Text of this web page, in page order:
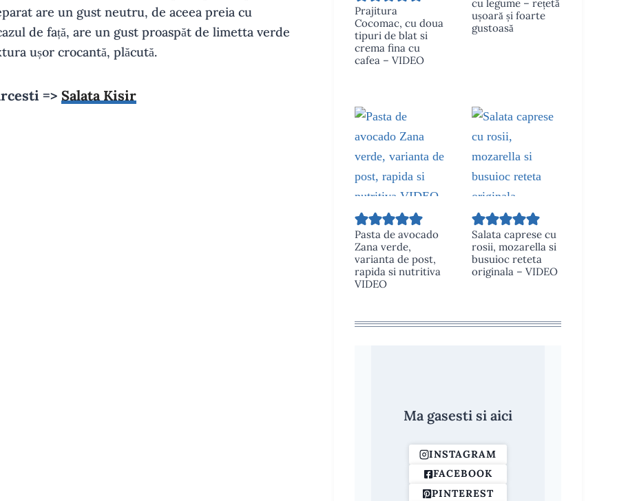
are un gust neutru, de aceea preia cu
de față, are un gust proaspăt de limetta verde
ușor crocantă, plăcută.
=> Salata Kisir
Prajitura
Cocomac, cu doua
tipuri de blat si
crema fina cu
cafea – VIDEO
cu legume – rețetă
ușoară și foarte
gustoasă
Pasta de avocado
Zana verde,
varianta de post,
rapida si nutritiva
VIDEO
Salata caprese cu
rosii, mozarella si
busuioc reteta
originala – VIDEO
Ma gasesti si aici
INSTAGRAM
FACEBOOK
PINTEREST